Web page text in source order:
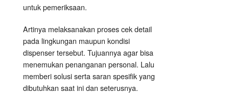
untuk pemeriksaan.
Artinya melaksanakan proses cek detail
pada lingkungan maupun kondisi
dispenser tersebut. Tujuannya agar bisa
menemukan penanganan personal. Lalu
memberi solusi serta saran spesifik yang
dibutuhkan saat ini dan seterusnya.